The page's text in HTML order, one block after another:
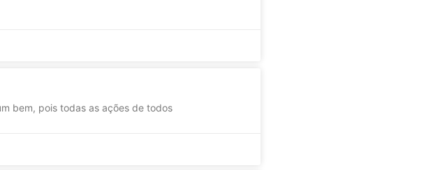
bem, pois todas as ações de todos